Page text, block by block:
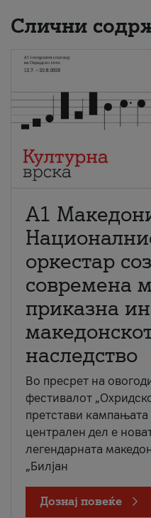
Слични
А1
оркестар
современа
приказна
наследство
Во пресрет на
фестивалот
претстави кампањата
централен дел е
легендарната
„Билјан
Дознај повеќе